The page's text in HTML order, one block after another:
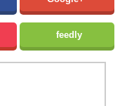
feedly